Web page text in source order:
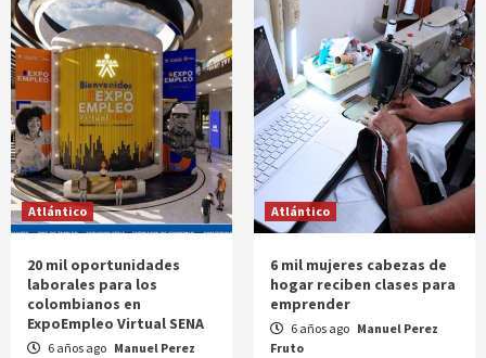
Atlántico
20 mil oportunidades
laborales para los
colombianos en
ExpoEmpleo Virtual SENA
6 años ago Manuel Perez
Atlántico
6 mil mujeres cabezas de
hogar reciben clases para
emprender
6 años ago Manuel Perez
Fruto